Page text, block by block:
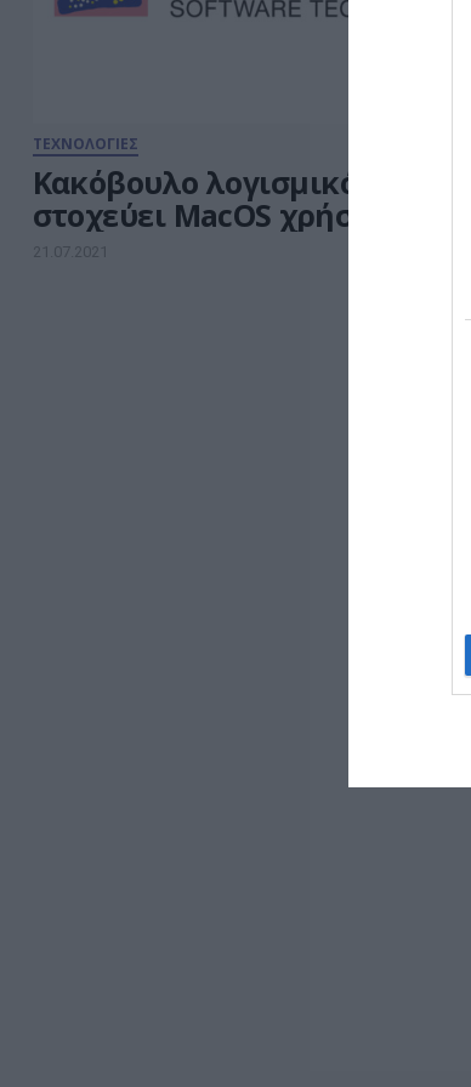
ΤΕΧΝΟΛΟΓΙΕΣ
Kακόβουλο λογισμικό
στοχεύει MacOS χρήστες
21.07.2021